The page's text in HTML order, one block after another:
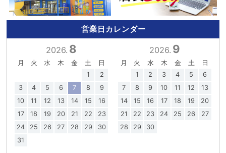
営業日カレンダー
2026. 8
月 火 水 木 金 土
日
1
2
3
4 5 6 7 8
9
10
11 12 13 14 15
16
17
18 19 20 21 22
23
24
25 26 27 28 29
30
31
2026. 9
月 火 水 木 金 土
日
1
2 3 4 5
6
7
8 9 10 11 12
13
14
15 16 17 18 19
20
21
22 23 24 25 26
27
28
29 30